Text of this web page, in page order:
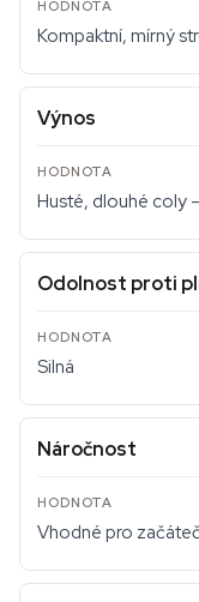
Kompaktní, mírný
Výnos
Husté, dlouhé coly
Odolnost proti
Silná
Náročnost
Vhodné pro